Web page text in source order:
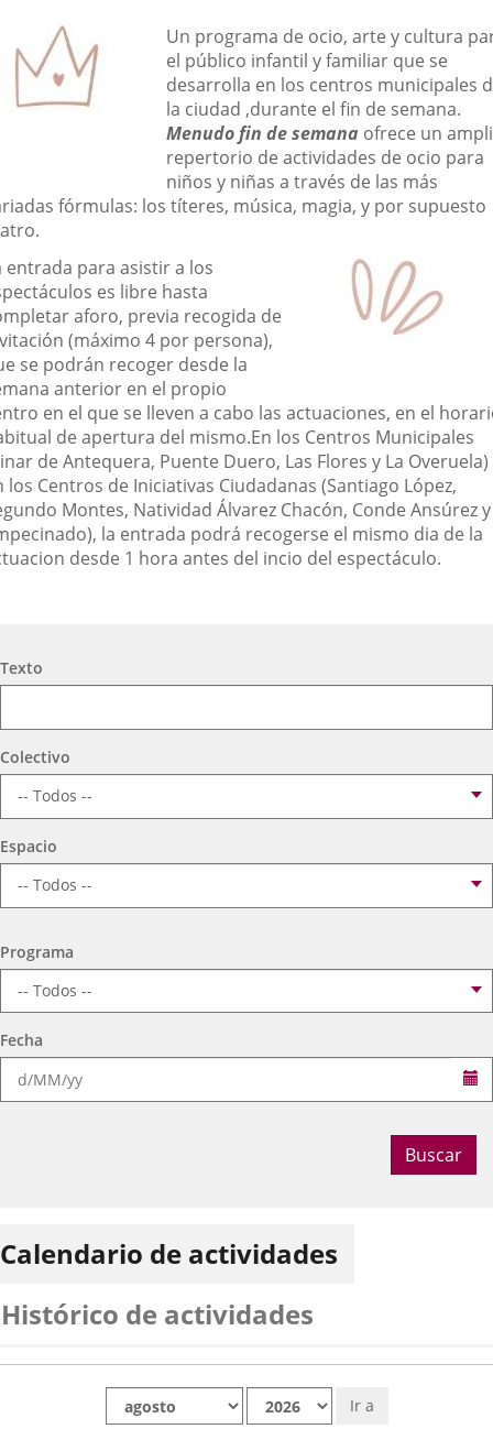
una
aplicación
externa.
una
aplicación
externa.
una
Un programa de ocio, arte y cultura
el público infantil y familiar que se
desarrolla en los centros municipales
la ciudad ,durante el fin de semana.
Menudo fin de semana ofrece un
repertorio de actividades de ocio para
niños y niñas a través de las más
fórmulas: los títeres, música, magia, y por supuesto
entrada para asistir a los
es libre hasta
aforo, previa recogida de
(máximo 4 por persona),
se podrán recoger desde la
anterior en el propio
en el que se lleven a cabo las actuaciones, en el
de apertura del mismo.En los Centros Municipales
de Antequera, Puente Duero, Las Flores y La Overuela)
los Centros de Iniciativas Ciudadanas (Santiago López,
Montes, Natividad Álvarez Chacón, Conde Ansúrez y
la entrada podrá recogerse el mismo dia de la
desde 1 hora antes del incio del espectáculo.
Búsqueda
Texto
Colectivo
Espacio
Programa
Fecha
Buscar
Calendario de actividades
Histórico de actividades
Ir a